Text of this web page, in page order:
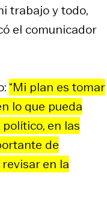
trabajo y todo,
el comunicador
“Mi plan es tomar
lo que pueda
en las
de
en la